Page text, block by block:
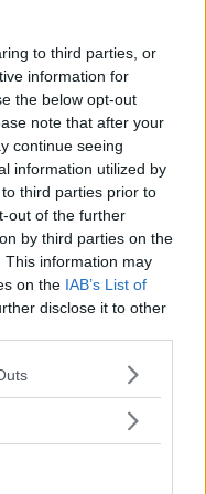
to third parties, or
information for
the below opt-out
note that after your
continue seeing
information utilized by
third parties prior to
out of the further
by third parties on the
This information may
on the IAB’s List of
disclose it to other
one or more Google
You may click to
in below Google
Vimmerby
I